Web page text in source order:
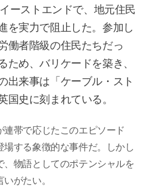
ーストエンドで、地元住民
を実力で阻止した。参加し
働者階級の住民たちだっ
め、バリケードを築き、
出来事は「ケーブル・スト
国史に刻まれている。
帯で応じたこのエピソード
する象徴的な事件だ。しかし
物語としてのポテンシャルを
がたい。